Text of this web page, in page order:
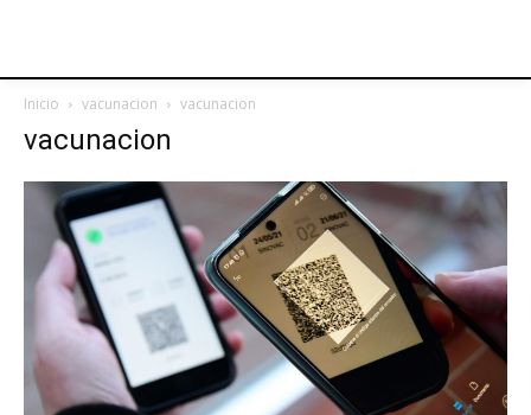
Inicio vacunacion vacunacion
vacunacion